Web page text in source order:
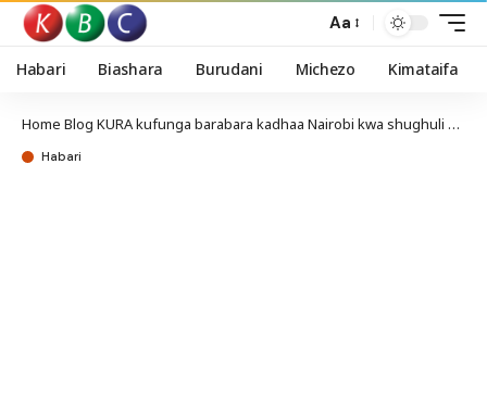
Aa
Habari Biashara Burudani Michezo Kimataifa
Home Blog KURA kufunga barabara kadhaa Nairobi kwa shughuli za ujenzi
Habari